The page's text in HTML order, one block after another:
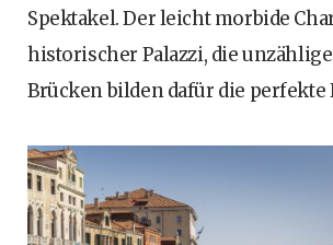
Spektakel. Der leicht morbide
historischer Palazzi, die
Brücken bilden dafür die perfekte